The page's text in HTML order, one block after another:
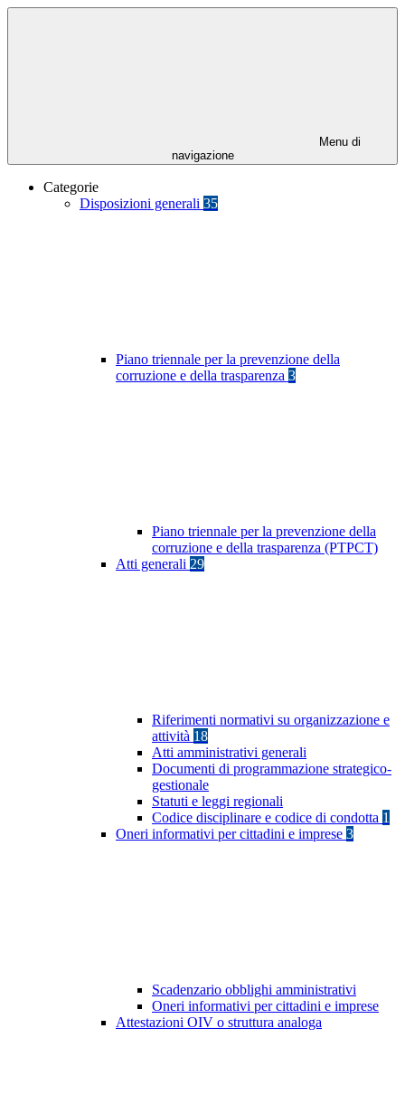
Menu di
navigazione
Categorie
Disposizioni generali 35
Piano triennale per la prevenzione della
corruzione e della trasparenza 3
Piano triennale per la prevenzione della
corruzione e della trasparenza (PTPCT)
Atti generali 29
Riferimenti normativi su organizzazione e
attività 18
Atti amministrativi generali
Documenti di programmazione strategico-
gestionale
Statuti e leggi regionali
Codice disciplinare e codice di condotta 1
Oneri informativi per cittadini e imprese 3
Scadenzario obblighi amministrativi
Oneri informativi per cittadini e imprese
Attestazioni OIV o struttura analoga